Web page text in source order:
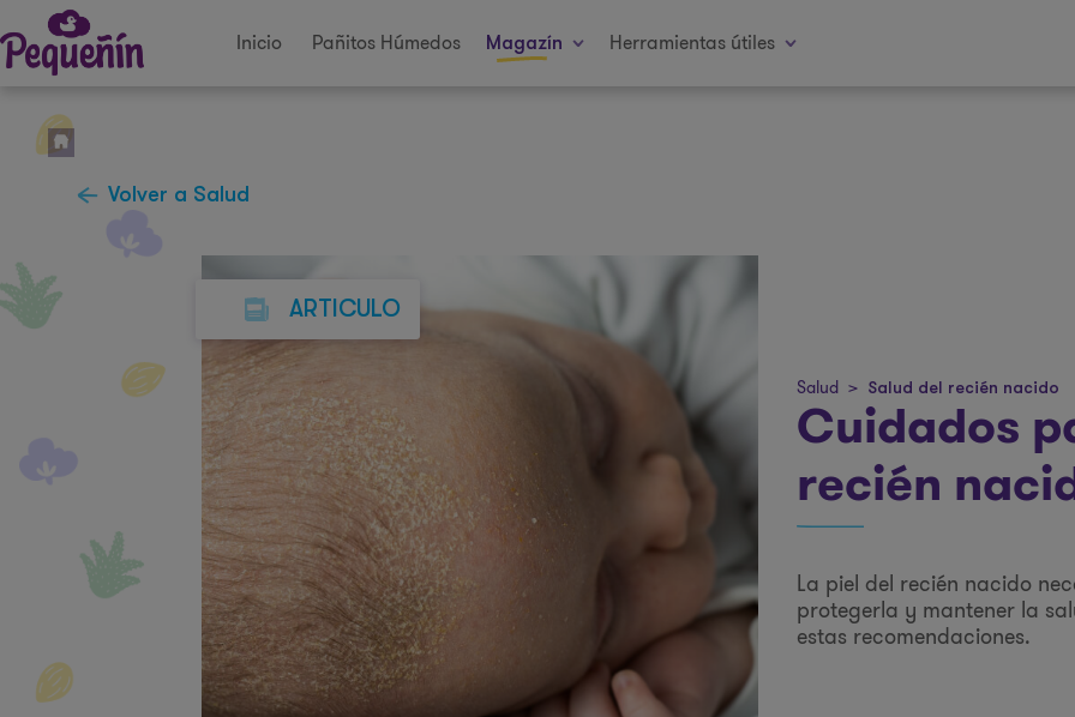
Inicio Pañitos Húmedos Magazín Herramientas útiles
Volver a Salud
ARTICULO
Salud > Salud del recién nacido
Cuidados
recién
La piel del recién nacido
protegerla y mantener la
estas recomendaciones.